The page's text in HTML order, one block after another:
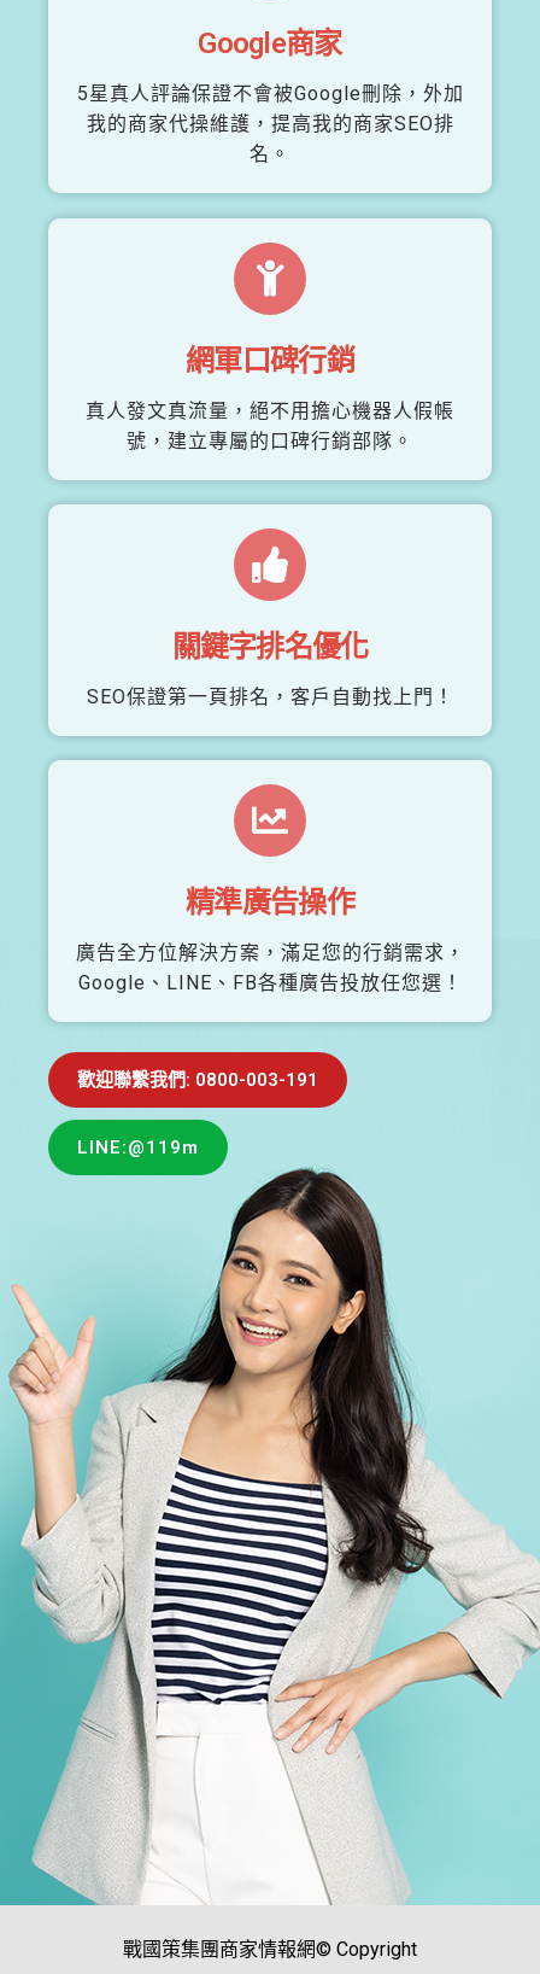
Google商家
5星真人評論保證不會被Google刪除，外加
我的商家代操維護，提高我的商家SEO排
名。
網軍口碑行銷
真人發文真流量，絕不用擔心機器人假帳
號，建立專屬的口碑行銷部隊。
關鍵字排名優化
SEO保證第一頁排名，客戶自動找上門！
精準廣告操作
廣告全方位解決方案，滿足您的行銷需求，
Google、LINE、FB各種廣告投放任您選！
歡迎聯繫我們: 0800-003-191
LINE:@119m
戰國策集團商家情報網© Copyright